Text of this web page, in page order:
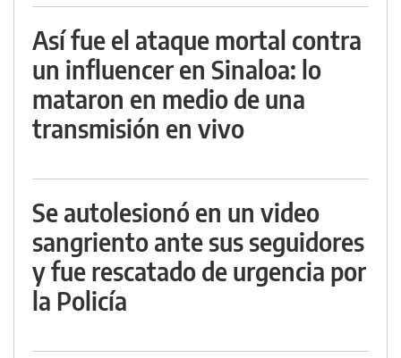
Así fue el ataque mortal contra
un influencer en Sinaloa: lo
mataron en medio de una
transmisión en vivo
Se autolesionó en un video
sangriento ante sus seguidores
y fue rescatado de urgencia por
la Policía